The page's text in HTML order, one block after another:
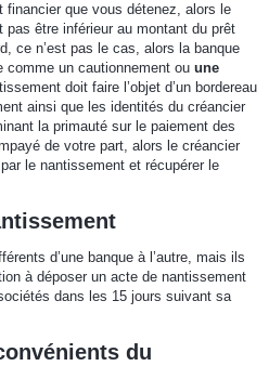
financier que vous détenez, alors le
être inférieur au montant du prêt
ce n’est pas le cas, alors la banque
comme un cautionnement ou une
doit faire l’objet d’un bordereau
ainsi que les identités du créancier
la primauté sur le paiement des
de votre part, alors le créancier
le nantissement et récupérer le
d’une banque à l’autre, mais ils
à déposer un acte de nantissement
dans les 15 jours suivant sa
du